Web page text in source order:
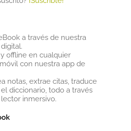
a través de nuestra
offline en cualquier
con nuestra app de
notas, extrae citas, traduce
diccionario, todo a través
inmersivo.